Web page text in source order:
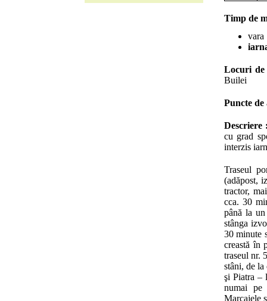
Timp de
vara
Locuri de
Builei
Puncte
Descriere
cu grad
interzis
Traseul
(adăpost,
tractor,
cca. 30
până la
stânga
30 minute
creastă în
traseul nr.
stâni, de
şi Piatra –
numai pe
Marcajele